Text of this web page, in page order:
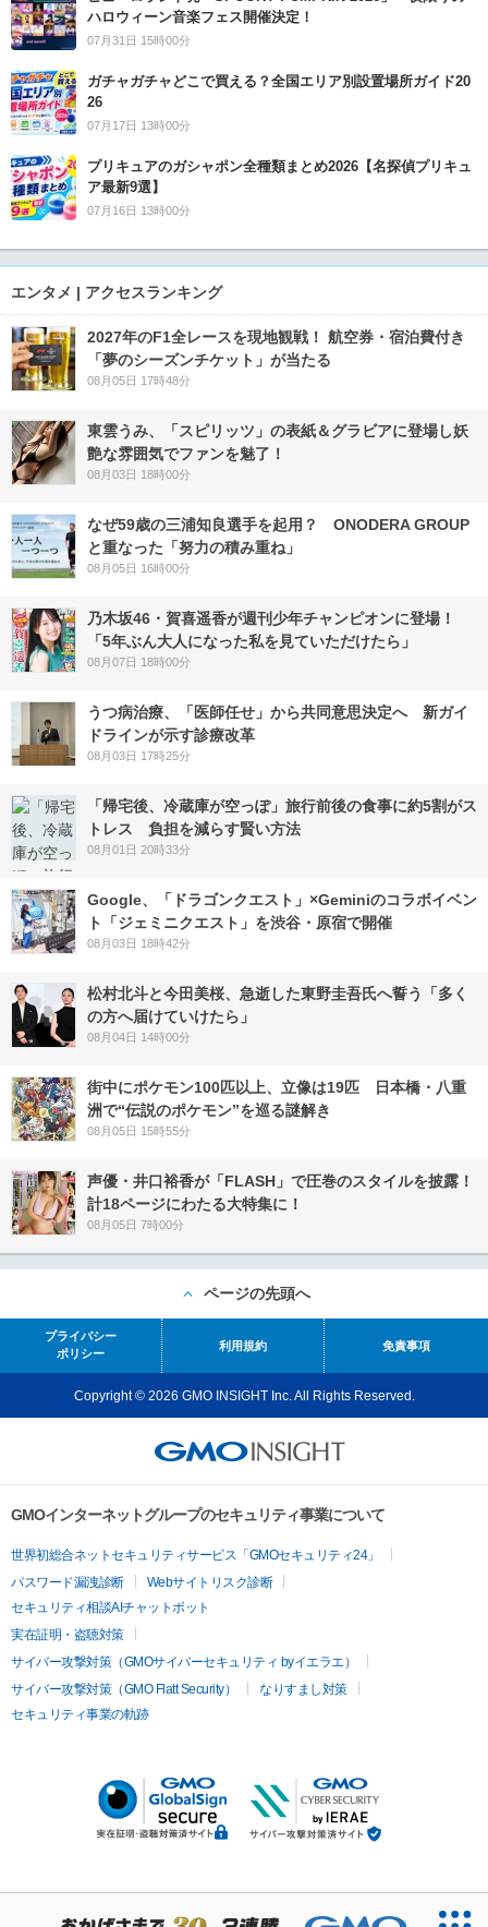
ハロウィーン音楽フェス開催決定！
07月31日 15時00分
ガチャガチャどこで買える？全国エリア別設置場所ガイド20
26
07月17日 13時00分
プリキュアのガシャポン全種類まとめ2026【名探偵プリキュ
ア最新9選】
07月16日 13時00分
エンタメ | アクセスランキング
2027年のF1全レースを現地観戦！ 航空券・宿泊費付き
「夢のシーズンチケット」が当たる
08月05日 17時48分
東雲うみ、「スピリッツ」の表紙＆グラビアに登場し妖
艶な雰囲気でファンを魅了！
08月03日 18時00分
なぜ59歳の三浦知良選手を起用？ ONODERA GROUP
と重なった「努力の積み重ね」
08月05日 16時00分
乃木坂46・賀喜遥香が週刊少年チャンピオンに登場！
「5年ぶん大人になった私を見ていただけたら」
08月07日 18時00分
うつ病治療、「医師任せ」から共同意思決定へ 新ガイ
ドラインが示す診療改革
08月03日 17時25分
「帰宅後、冷蔵庫が空っぽ」旅行前後の食事に約5割がス
トレス 負担を減らす賢い方法
08月01日 20時33分
Google、「ドラゴンクエスト」×Geminiのコラボイベン
ト「ジェミニクエスト」を渋谷・原宿で開催
08月03日 18時42分
松村北斗と今田美桜、急逝した東野圭吾氏へ誓う「多く
の方へ届けていけたら」
08月04日 14時00分
街中にポケモン100匹以上、立像は19匹 日本橋・八重
洲で“伝説のポケモン”を巡る謎解き
08月05日 15時55分
声優・井口裕香が「FLASH」で圧巻のスタイルを披露！
計18ページにわたる大特集に！
08月05日 7時00分
ページの先頭へ
プライバシー
ポリシー
利用規約 免責事項
Copyright © 2026 GMO INSIGHT Inc. All Rights Reserved.
GMOインターネットグループのセキュリティ事業について
世界初総合ネットセキュリティサービス「GMOセキュリティ24」
パスワード漏洩診断
Webサイトリスク診断
セキュリティ相談AIチャットボット
実在証明・盗聴対策
サイバー攻撃対策（GMOサイバーセキュリティ byイエラエ）
サイバー攻撃対策（GMO Flatt Security）
なりすまし対策
セキュリティ事業の軌跡